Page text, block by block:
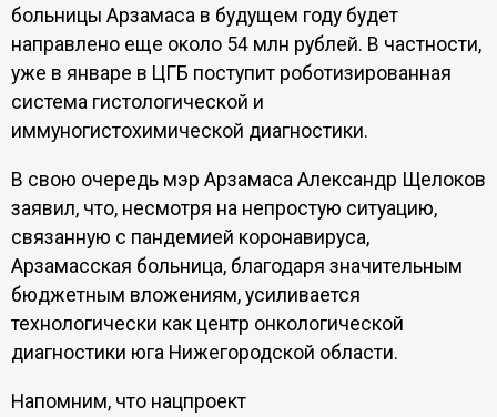
больницы Арзамаса в будущем году будет
направлено еще около 54 млн рублей. В частности,
уже в январе в ЦГБ поступит роботизированная
система гистологической и
иммуногистохимической диагностики.
В свою очередь мэр Арзамаса Александр Щелоков
заявил, что, несмотря на непростую ситуацию,
связанную с пандемией коронавируса,
Арзамасская больница, благодаря значительным
бюджетным вложениям, усиливается
технологически как центр онкологической
диагностики юга Нижегородской области.
Напомним, что нацпроект